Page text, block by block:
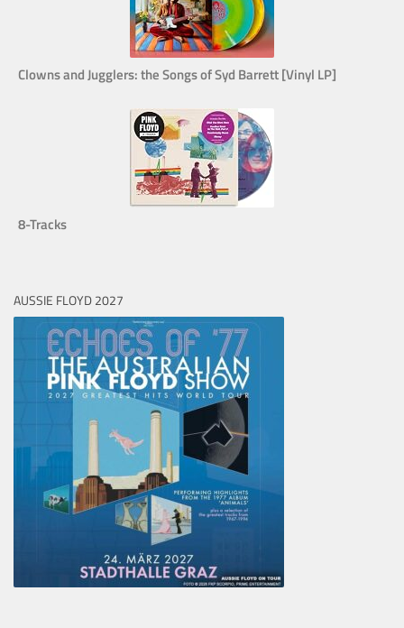
Clowns and Jugglers: the Songs of Syd Barrett [Vinyl LP]
8-Tracks
AUSSIE FLOYD 2027